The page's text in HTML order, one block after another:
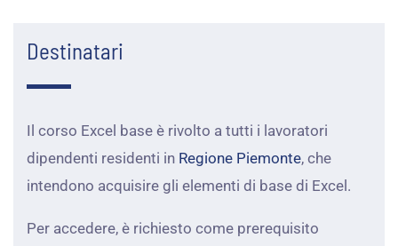
Destinatari
Il corso Excel base è rivolto a tutti i lavoratori
dipendenti residenti in Regione Piemonte, che
intendono acquisire gli elementi di base di Excel.
Per accedere, è richiesto come prerequisito